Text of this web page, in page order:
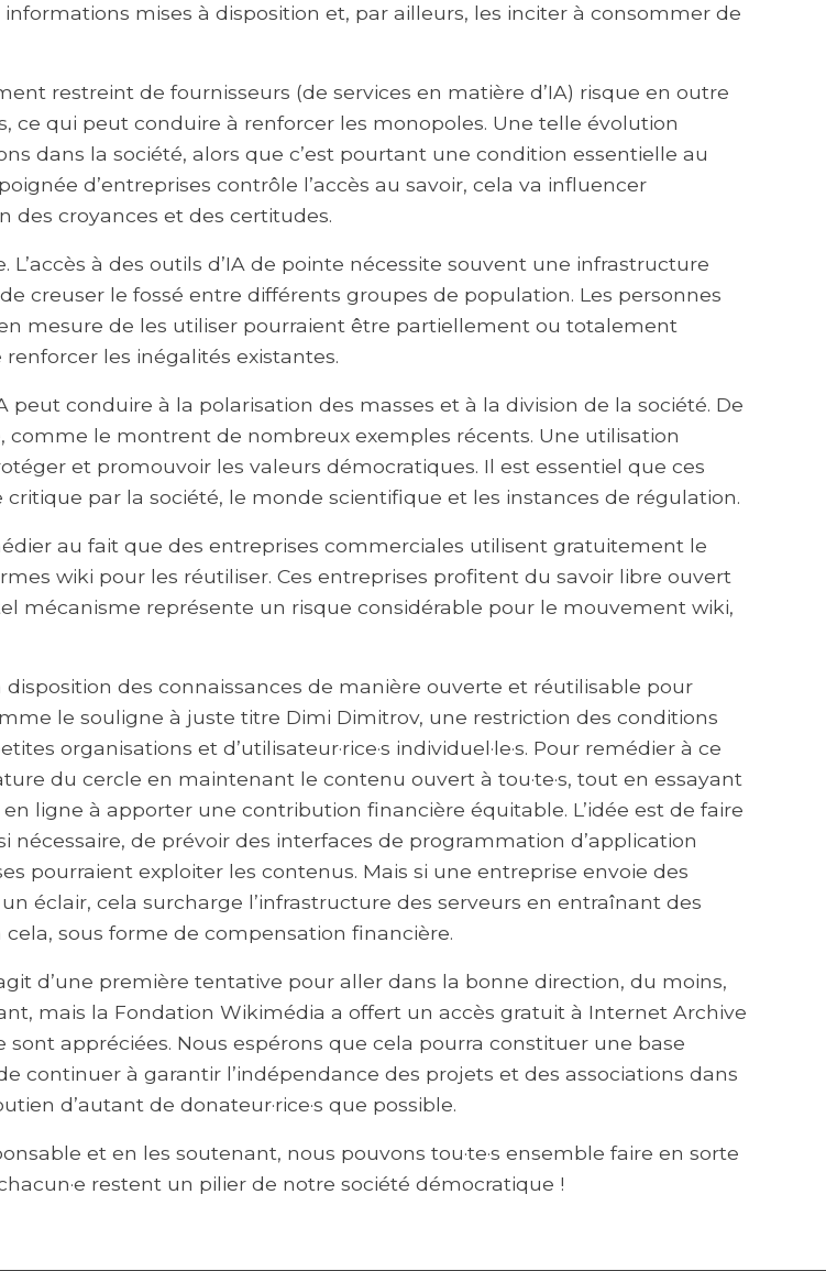
mises à disposition et, par ailleurs, les inciter à consommer de
restreint de fournisseurs (de services en matière d’IA) risque en outre
ce qui peut conduire à renforcer les monopoles. Une telle évolution
dans la société, alors que c’est pourtant une condition essentielle au
d’entreprises contrôle l’accès au savoir, cela va influencer
des croyances et des certitudes.
à des outils d’IA de pointe nécessite souvent une infrastructure
creuser le fossé entre différents groupes de population. Les personnes
mesure de les utiliser pourraient être partiellement ou totalement
les inégalités existantes.
peut conduire à la polarisation des masses et à la division de la société. De
le montrent de nombreux exemples récents. Une utilisation
et promouvoir les valeurs démocratiques. Il est essentiel que ces
par la société, le monde scientifique et les instances de régulation.
au fait que des entreprises commerciales utilisent gratuitement le
wiki pour les réutiliser. Ces entreprises profitent du savoir libre ouvert
mécanisme représente un risque considérable pour le mouvement wiki,
des connaissances de manière ouverte et réutilisable pour
le souligne à juste titre Dimi Dimitrov, une restriction des conditions
organisations et d’utilisateur·rice·s individuel·le·s. Pour remédier à ce
du cercle en maintenant le contenu ouvert à tou·te·s, tout en essayant
ligne à apporter une contribution financière équitable. L’idée est de faire
nécessaire, de prévoir des interfaces de programmation d’application
pourraient exploiter les contenus. Mais si une entreprise envoie des
éclair, cela surcharge l’infrastructure des serveurs en entraînant des
sous forme de compensation financière.
d’une première tentative pour aller dans la bonne direction, du moins,
mais la Fondation Wikimédia a offert un accès gratuit à Internet Archive
appréciées. Nous espérons que cela pourra constituer une base
continuer à garantir l’indépendance des projets et des associations dans
d’autant de donateur·rice·s que possible.
et en les soutenant, nous pouvons tou·te·s ensemble faire en sorte
restent un pilier de notre société démocratique !